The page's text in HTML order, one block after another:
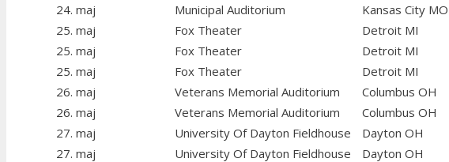
24. maj
Municipal Auditorium Kansas City MO
25. maj
Fox Theater Detroit MI
25. maj
Fox Theater Detroit MI
25. maj
Fox Theater Detroit MI
26. maj
Veterans Memorial Auditorium Columbus OH
26. maj
Veterans Memorial Auditorium Columbus OH
27. maj
University Of Dayton Fieldhouse Dayton OH
27. maj
University Of Dayton Fieldhouse Dayton OH